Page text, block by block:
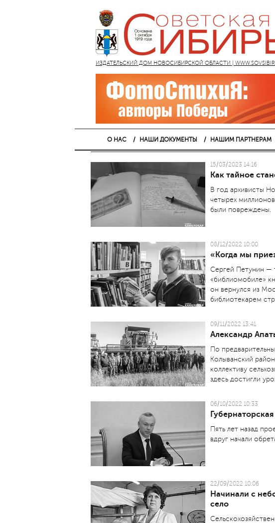
ИЗДАТЕЛЬСКИЙ ДОМ НОВОСИБИРСКОЙ ОБЛАСТИ |
О НАС НАШИ ДОКУМЕНТЫ НАШИМ ПАРТНЕРАМ
15/03/2023 14:16
Как тайное
В год архивисты
четырех
были повреждены.
08/12/2022 10:00
«Когда мы
Сергей Петунин —
«библиомобиле»
он вернулся из
библиотекарем
09/11/2022 13:41
Александр
По
Колыванский
коллективу
здесь достигли
06/10/2022 10:33
Пять лет назад
вдруг начали
22/09/2022 10:06
Начинали с
село